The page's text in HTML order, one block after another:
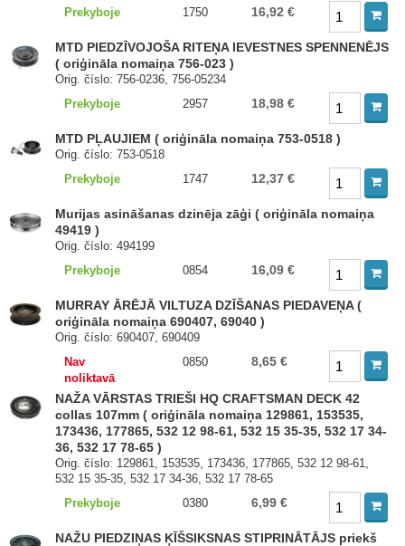
Prekyboje
1750 16,92 €
MTD PIEDZĪVOJOŠA RITEŅA IEVESTNES SPENNENĒJS
( oriģināla nomaiņa 756-023 )
Orig. číslo: 756-0236, 756-05234
Prekyboje
2957 18,98 €
MTD PĻAUJIEM ( oriģināla nomaiņa 753-0518 )
Orig. číslo: 753-0518
Prekyboje
1747 12,37 €
Murijas asināšanas dzinēja zāģi ( oriģināla nomaiņa
49419 )
Orig. číslo: 494199
Prekyboje
0854 16,09 €
MURRAY ĀRĒJĀ VILTUZA DZĪŠANAS PIEDAVEŅA (
oriģināla nomaiņa 690407, 69040 )
Orig. číslo: 690407, 690409
Nav
noliktavā
0850 8,65 €
NAŽA VĀRSTAS TRIEŠI HQ CRAFTSMAN DECK 42
collas 107mm ( oriģināla nomaiņa 129861, 153535,
173436, 177865, 532 12 98-61, 532 15 35-35, 532 17 34-
36, 532 17 78-65 )
Orig. číslo: 129861, 153535, 173436, 177865, 532 12 98-61,
532 15 35-35, 532 17 34-36, 532 17 78-65
Prekyboje
0380 6,99 €
NAŽU PIEDZIŅAS ĶĪŠSIKSNAS STIPRINĀTĀJS priekš